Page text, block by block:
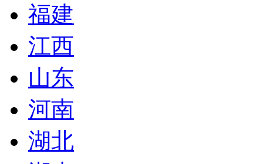
福建
江西
山东
河南
湖北